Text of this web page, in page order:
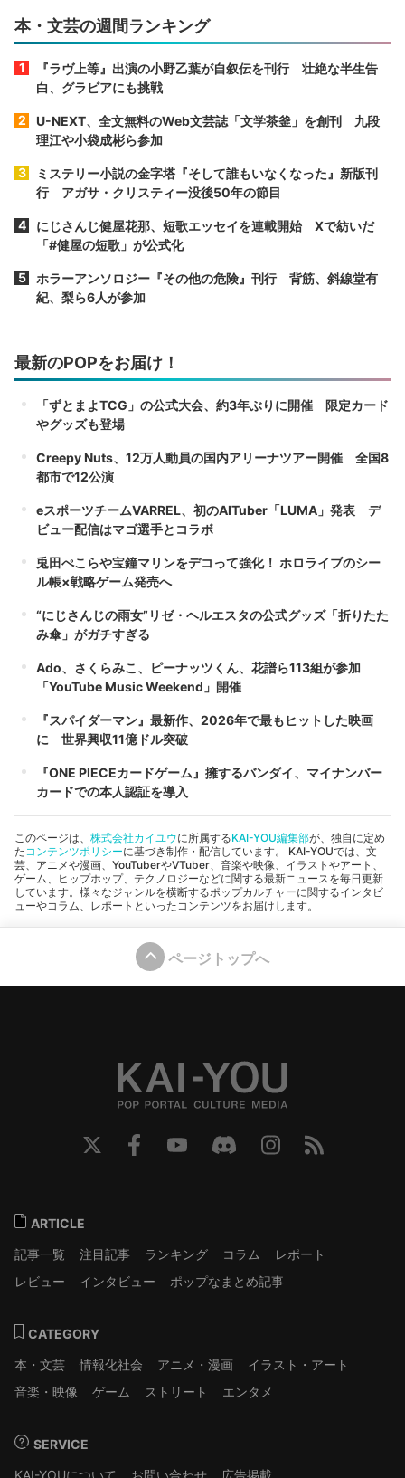
本・文芸の週間ランキング
『ラヴ上等』出演の小野乙葉が自叙伝を刊行 壮絶な半生告
白、グラビアにも挑戦
U-NEXT、全文無料のWeb文芸誌「文学茶釜」を創刊 九段
理江や小袋成彬ら参加
ミステリー小説の金字塔『そして誰もいなくなった』新版刊
行 アガサ・クリスティー没後50年の節目
にじさんじ健屋花那、短歌エッセイを連載開始 Xで紡いだ
「#健屋の短歌」が公式化
ホラーアンソロジー『その他の危険』刊行 背筋、斜線堂有
紀、梨ら6人が参加
最新のPOPをお届け！
「ずとまよTCG」の公式大会、約3年ぶりに開催 限定カード
やグッズも登場
Creepy Nuts、12万人動員の国内アリーナツアー開催 全国8
都市で12公演
eスポーツチームVARREL、初のAITuber「LUMA」発表 デ
ビュー配信はマゴ選手とコラボ
兎田ぺこらや宝鐘マリンをデコって強化！ ホロライブのシー
ル帳×戦略ゲーム発売へ
“にじさんじの雨女”リゼ・ヘルエスタの公式グッズ「折りたた
み傘」がガチすぎる
Ado、さくらみこ、ピーナッツくん、花譜ら113組が参加
「YouTube Music Weekend」開催
『スパイダーマン』最新作、2026年で最もヒットした映画
に 世界興収11億ドル突破
『ONE PIECEカードゲーム』擁するバンダイ、マイナンバー
カードでの本人認証を導入
このページは、 株式会社カイユウに所属するKAI-YOU編集部が、独自に定め
た コンテンツポリシーに基づき制作・配信しています。 KAI-YOUでは、文
芸、アニメや漫画、YouTuberやVTuber、音楽や映像、イラストやアート、
ゲーム、ヒップホップ、テクノロジーなどに関する最新ニュースを毎日更新
しています。様々なジャンルを横断するポップカルチャーに関するインタビ
ューやコラム、レポートといったコンテンツをお届けします。
ページトップへ
ARTICLE
記事一覧
注目記事 ランキング コラム
レポート
レビュー
インタビュー ポップなまとめ記事
CATEGORY
本・文芸
情報化社会 アニメ・漫画
イラスト・アート
音楽・映像
ゲーム ストリート エンタメ
SERVICE
KAI-YOUについて
お問い合わせ 広告掲載